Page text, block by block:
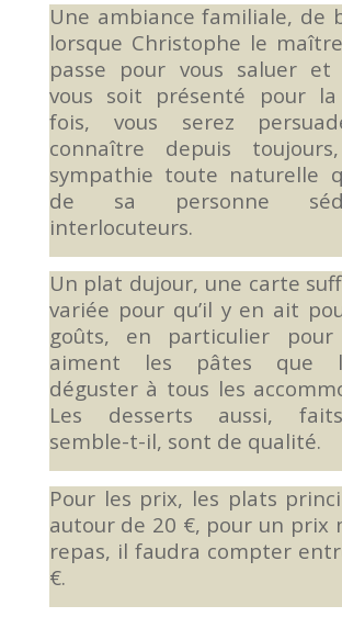
Une ambiance familiale, de
lorsque Christophe le
passe pour vous saluer et
vous soit présenté pour
fois, vous serez
connaître depuis
sympathie toute naturelle
de sa personne
interlocuteurs.
Un plat dujour, une carte
variée pour qu’il y en ait
goûts, en particulier
aiment les pâtes que
déguster à tous les
Les desserts aussi,
semble-t-il, sont de qualité.
Pour les prix, les plats
autour de 20 €, pour un prix
repas, il faudra compter
€.